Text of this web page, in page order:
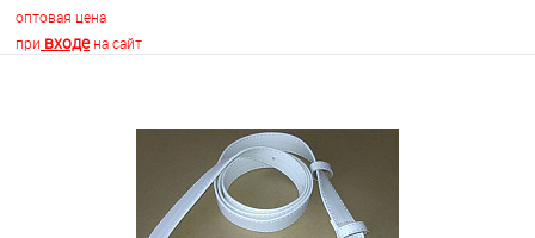
оптовая цена
при входена сайт
Недоступно